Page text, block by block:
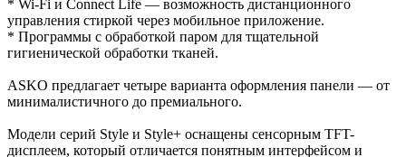
* Wi-Fi и Connect Life — возможность дистанционного
управления стиркой через мобильное приложение.
* Программы с обработкой паром для тщательной
гигиенической обработки тканей.
ASKO предлагает четыре варианта оформления панели — от
минималистичного до премиального.
Модели серий Style и Style+ оснащены сенсорным TFT-
дисплеем, который отличается понятным интерфейсом и